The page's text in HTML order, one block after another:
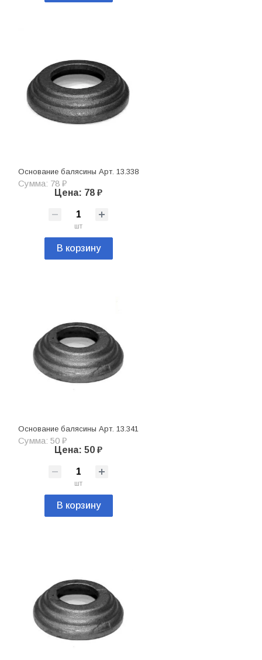
Основание балясины Арт. 13.338
Сумма: 78 ₽
Цена: 78 ₽
шт
В корзину
Основание балясины Арт. 13.341
Сумма: 50 ₽
Цена: 50 ₽
шт
В корзину